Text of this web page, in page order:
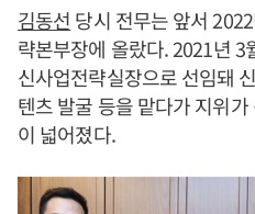
김동선 당시 전무는 앞서
략본부장에 올랐다. 2021년
신사업전략실장으로 선임돼
텐츠 발굴 등을 맡다가 지위
이 넓어졌다.